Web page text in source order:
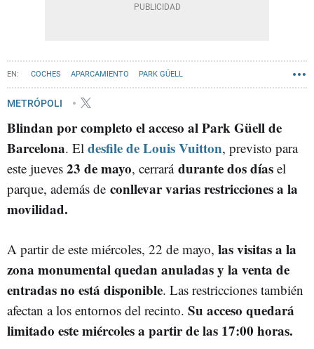
COCHES APARCAMIENTO PARK GÜELL
COPA AMÉRICA DE VELA BARCELONA
METRÓPOLI
Blindan por completo el acceso al Park Güell de
Barcelona. El desfilede LouisVuitton, previsto para
este jueves 23 de mayo, cerrarádurante dos días el
parque, además de conllevar varias restricciones a la
movilidad.
A partir de este miércoles, 22 de mayo, las visitas a la
zona monumental quedan anuladas y la venta de
entradas no está disponible. Las restricciones también
afectan a los entornos del recinto. Su acceso quedará
limitado este miércoles a partir de las 17:00 horas.